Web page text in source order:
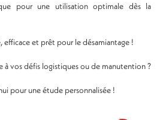
pour une utilisation optimale dès la
efficace et prêt pour le désamiantage !
à vos défis logistiques ou de manutention ?
pour une étude personnalisée !